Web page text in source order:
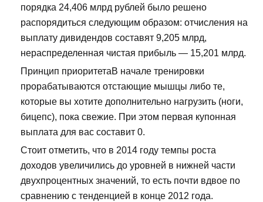
порядка 24,406 млрд рублей было решено
распорядиться следующим образом: отчисления на
выплату дивидендов составят 9,205 млрд,
нераспределенная чистая прибыль — 15,201 млрд.
Принцип приоритетаВ начале тренировки
прорабатываются отстающие мышцы либо те,
которые вы хотите дополнительно нагрузить (ноги,
бицепс), пока свежие. При этом первая купонная
выплата для вас составит 0.
Стоит отметить, что в 2014 году темпы роста
доходов увеличились до уровней в нижней части
двухпроцентных значений, то есть почти вдвое по
сравнению с тенденцией в конце 2012 года.